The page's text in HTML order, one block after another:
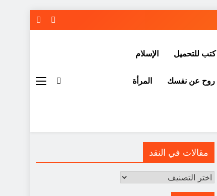
كتب للتحميل الإسلام
روح عن نفسك المرأة
مقالات في النقد
مقالات